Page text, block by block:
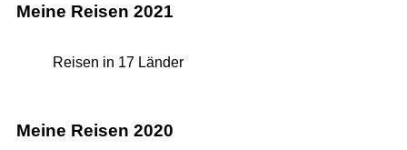
Meine Reisen 2021
Reisen in 17 Länder
Meine Reisen 2020